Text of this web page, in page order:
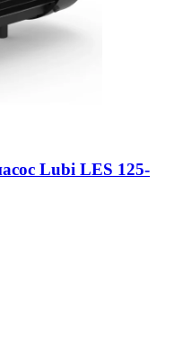
Lubi LES 125-